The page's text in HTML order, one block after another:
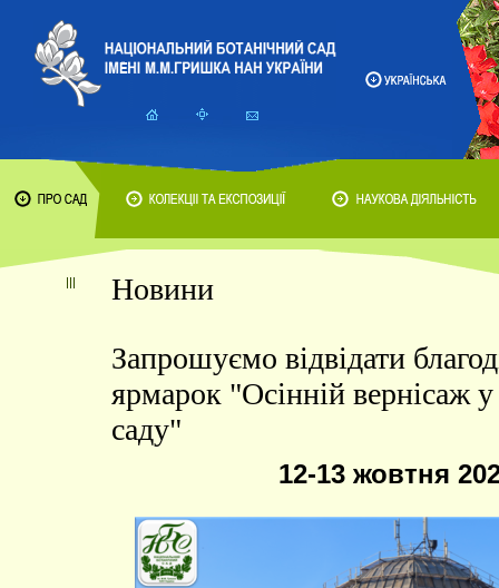
Новини
Запрошуємо відвідати
ярмарок "Осінній вернісаж
саду"
12-13 жовтня